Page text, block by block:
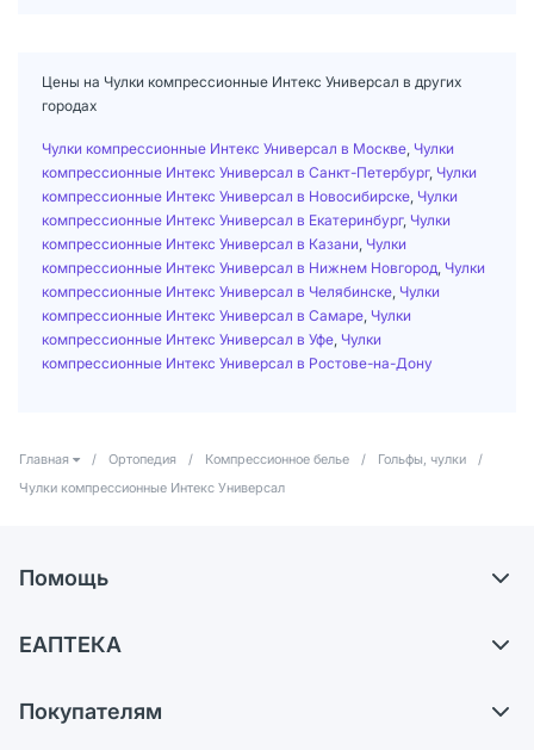
Цены на Чулки компрессионные Интекс Универсал в других
городах
Чулки компрессионные Интекс Универсал в Москве Чулки
компрессионные Интекс Универсал в Санкт-Петербург, Чулки
компрессионные Интекс Универсал в Новосибирске Чулки
компрессионные Интекс Универсал в Екатеринбург, Чулки
компрессионные Интекс Универсал в Казани Чулки
компрессионные Интекс Универсал в Нижнем Новгород Чулки
компрессионные Интекс Универсал в Челябинске Чулки
компрессионные Интекс Универсал в Самаре Чулки
компрессионные Интекс Универсал в Уфе Чулки
компрессионные Интекс Универсал в Ростове-на-Дону
Главная / Ортопедия / Компрессионное белье / Гольфы, чулки
/
Чулки компрессионные Интекс Универсал
Помощь
Самовывоз из аптек
ЕАПТЕКА
Карьера
Покупателям